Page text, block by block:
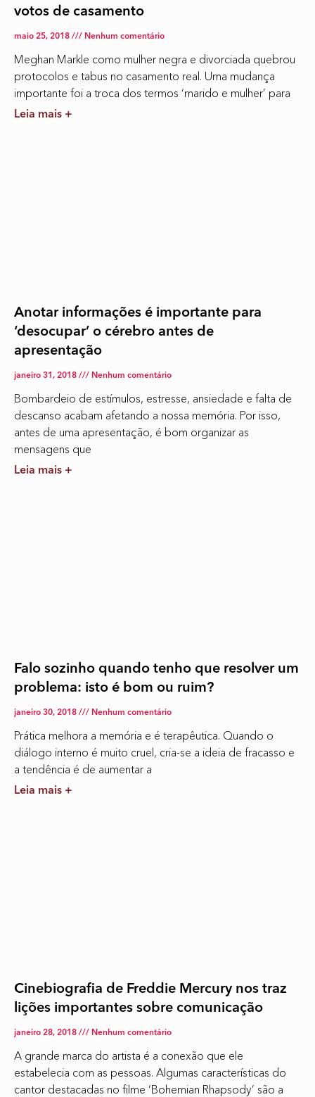
votos de casamento
maio 25, 2018 Nenhum comentário
Meghan Markle como mulher negra e divorciada quebrou
protocolos e tabus no casamento real. Uma mudança
importante foi a troca dos termos ‘marido e mulher’ para
Leia mais +
Anotar informações é importante para
‘desocupar’ o cérebro antes de
apresentação
janeiro 31, 2018 Nenhum comentário
Bombardeio de estímulos, estresse, ansiedade e falta de
descanso acabam afetando a nossa memória. Por isso,
antes de uma apresentação, é bom organizar as
mensagens que
Leia mais +
Falo sozinho quando tenho que resolver um
problema: isto é bom ou ruim?
janeiro 30, 2018 Nenhum comentário
Prática melhora a memória e é terapêutica. Quando o
diálogo interno é muito cruel, cria-se a ideia de fracasso e
a tendência é de aumentar a
Leia mais +
Cinebiografia de Freddie Mercury nos traz
lições importantes sobre comunicação
janeiro 28, 2018 Nenhum comentário
A grande marca do artista é a conexão que ele
estabelecia com as pessoas. Algumas características do
cantor destacadas no filme ‘Bohemian Rhapsody’ são a